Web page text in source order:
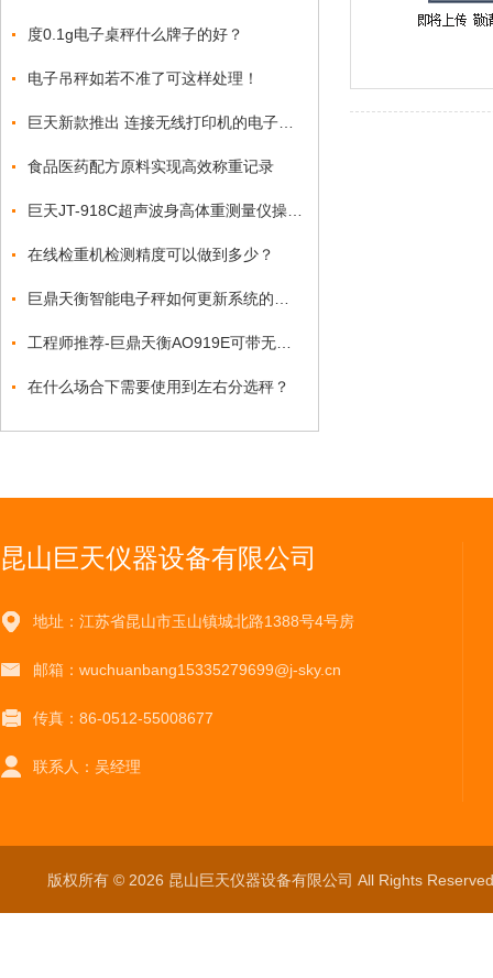
度0.1g电子桌秤什么牌子的好？
电子吊秤如若不准了可这样处理！
食品医药配方原料实现高效称重记录
在线检重机检测精度可以做到多少？
在什么场合下需要使用到左右分选秤？
昆山巨天仪器设备有限公司
地址：江苏省昆山市玉山镇城北路1388号4号房
邮箱：wuchuanbang15335279699@j-sky.cn
传真：86-0512-55008677
联系人：吴经理
版权所有 © 2026 昆山巨天仪器设备有限公司 All Rights